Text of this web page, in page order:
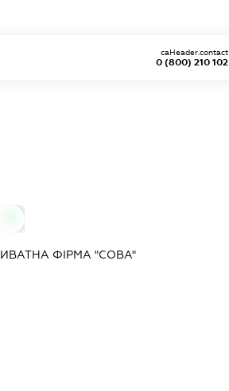
0 (800) 210 102
caHeader.contact
ФІРМА "СОВА"